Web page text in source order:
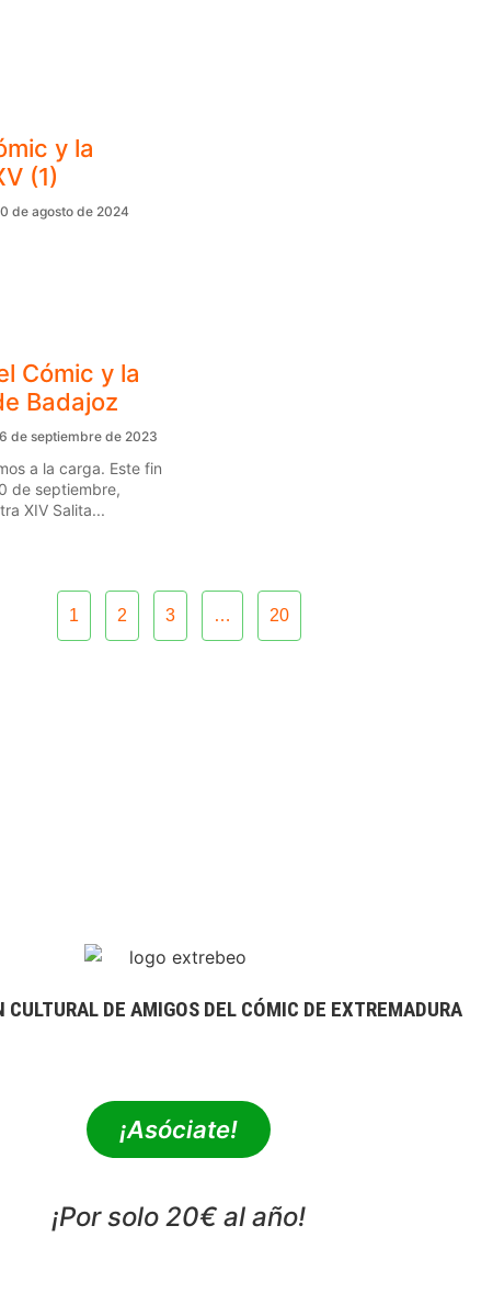
y la
(1)
de agosto de 2024
Cómic y la
Badajoz
de septiembre de 2023
a la carga. Este fin
de septiembre,
XIV Salita...
1 2 3 … 20
CULTURAL DE AMIGOS DEL CÓMIC DE EXTREMADURA
¡Asóciate!
¡Por solo 20€ al año!